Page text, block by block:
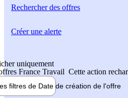
Rechercherdes offres
uniquement
France Travail Cette action
filtres de Date de création de l'offre
Créer une alerte